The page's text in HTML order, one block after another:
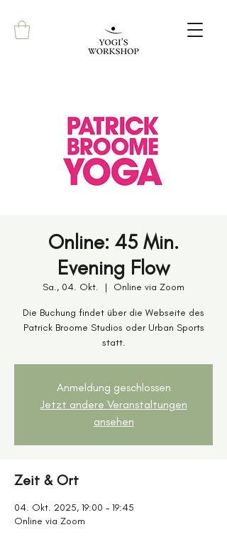
Online: 45 Min.
Evening Flow
Sa., 04. Okt.
  |
Online via Zoom
Die Buchung findet über die Webseite des
Patrick Broome Studios oder Urban Sports
statt.
Anmeldung geschlossen
Jetzt andere Veranstaltungen
ansehen
Zeit & Ort
04. Okt. 2025, 19:00 – 19:45
Online via Zoom